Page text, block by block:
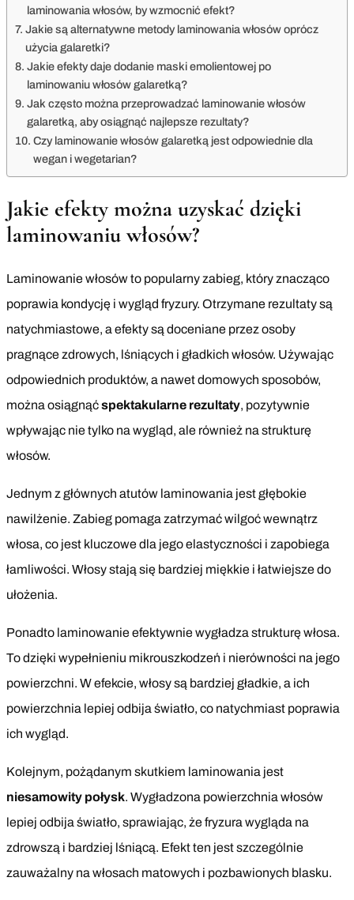
laminowania włosów, by wzmocnić efekt?
Jakie są alternatywne metody laminowania włosów oprócz
użycia galaretki?
Jakie efekty daje dodanie maski emolientowej po
laminowaniu włosów galaretką?
Jak często można przeprowadzać laminowanie włosów
galaretką, aby osiągnąć najlepsze rezultaty?
Czy laminowanie włosów galaretką jest odpowiednie dla
wegan i wegetarian?
Jakie efekty można uzyskać dzięki
laminowaniu włosów?
Laminowanie włosów to popularny zabieg, który znacząco
poprawia kondycję i wygląd fryzury. Otrzymane rezultaty są
natychmiastowe, a efekty są doceniane przez osoby
pragnące zdrowych, lśniących i gładkich włosów. Używając
odpowiednich produktów, a nawet domowych sposobów,
można osiągnąćspektakularne rezultaty, pozytywnie
wpływając nie tylko na wygląd, ale również na strukturę
włosów.
Jednym z głównych atutów laminowania jest głębokie
nawilżenie. Zabieg pomaga zatrzymać wilgoć wewnątrz
włosa, co jest kluczowe dla jego elastyczności i zapobiega
łamliwości. Włosy stają się bardziej miękkie i łatwiejsze do
ułożenia.
Ponadto laminowanie efektywnie wygładza strukturę włosa.
To dzięki wypełnieniu mikrouszkodzeń i nierówności na jego
powierzchni. W efekcie, włosy są bardziej gładkie, a ich
powierzchnia lepiej odbija światło, co natychmiast poprawia
ich wygląd.
Kolejnym, pożądanym skutkiem laminowania jest
niesamowity połysk. Wygładzona powierzchnia włosów
lepiej odbija światło, sprawiając, że fryzura wygląda na
zdrowszą i bardziej lśniącą. Efekt ten jest szczególnie
zauważalny na włosach matowych i pozbawionych blasku.